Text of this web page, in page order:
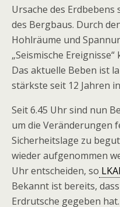
Ursache des Erdbebens
des Bergbaus. Durch
Hohlräume und
„Seismische
Das aktuelle Beben ist
stärkste seit 12 Jahren
Seit 6.45 Uhr sind nun
um die Veränderungen
Sicherheitslage zu
wieder aufgenommen
Uhr entscheiden, so
Bekannt ist bereits,
Erdrutsche gegeben hat.